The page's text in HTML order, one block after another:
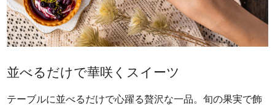
並べるだけで華咲くスイーツ
テーブルに並べるだけで心躍る贅沢な一品。旬の果実で飾